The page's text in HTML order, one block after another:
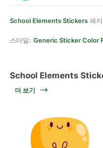
School Elements Stickers 패
스타일: Generic Sticker Color
School Elements
더 보기